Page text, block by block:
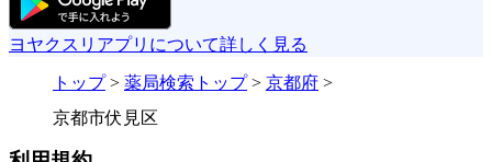
ヨヤクスリアプリについて詳しく見る
トップ> 薬局検索トップ> 京都府 >
京都市伏見区